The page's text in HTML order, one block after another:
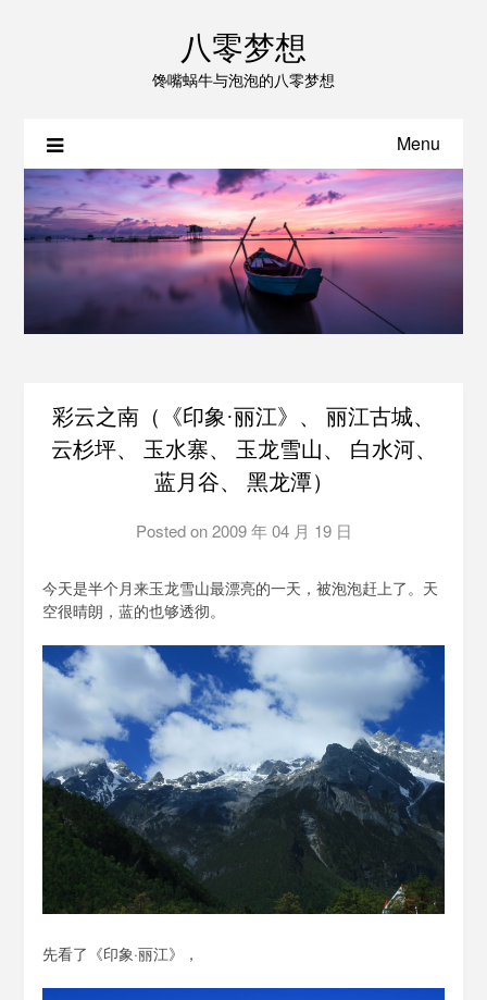
八零梦想
馋嘴蜗牛与泡泡的八零梦想
Menu
彩云之南（《印象·丽江》、 丽江古城、
云杉坪、 玉水寨、 玉龙雪山、 白水河、
蓝月谷、 黑龙潭）
Posted on2009 年 04 月 19 日
泡
今天是半个月来玉龙雪山最漂亮的一天，被泡泡赶上了。天
空很晴朗，蓝的也够透彻。
先看了《印象·丽江》，